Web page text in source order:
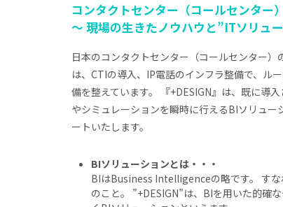
コンタクトセンター（コールセンター
～ 現場の生きたノウハウと”ITソリュ
日本のコンタクトセンター（コールセンター
は、CTIの導入、IP電話のインフラ整備で、ル
備を整えています。 『+DESIGN』は、既に導
やシミュレーションを瞬時に行えるBIソリュ
ートいたします。
BIソリューションとは・・・
BIはBusiness Intelligenceの略です。 す
のこと。 ”+DESIGN”は、BIを用いた的確